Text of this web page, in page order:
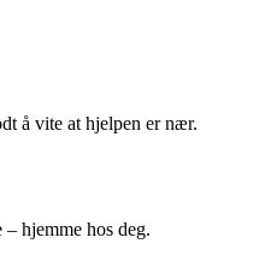
å vite at hjelpen er nær.
hjemme hos deg.